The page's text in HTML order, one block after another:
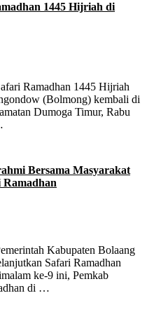
1445 Hijriah di
Ramadhan 1445 Hijriah
(Bolmong) kembali di
Dumoga Timur, Rabu
Bersama Masyarakat
Ramadhan
Kabupaten Bolaang
Safari Ramadhan
ke-9 ini, Pemkab
di …